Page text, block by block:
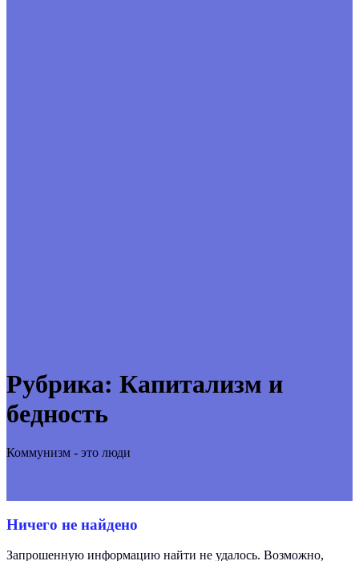
Рубрика: Капитализм и
бедность
Коммунизм - это люди
Ничего не найдено
Запрошенную информацию найти не удалось. Возможно,